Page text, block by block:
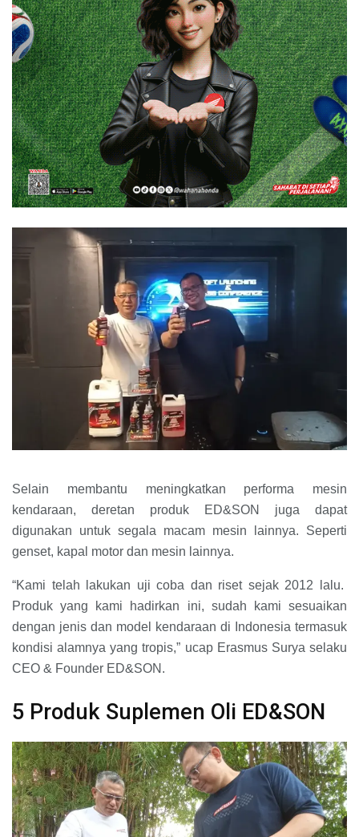
Selain membantu meningkatkan performa mesin
kendaraan, deretan produk ED&SON juga dapat
digunakan untuk segala macam mesin lainnya. Seperti
genset, kapal motor dan mesin lainnya.
“Kami telah lakukan uji coba dan riset sejak 2012 lalu.
Produk yang kami hadirkan ini, sudah kami sesuaikan
dengan jenis dan model kendaraan di Indonesia termasuk
kondisi alamnya yang tropis,” ucap Erasmus Surya selaku
CEO & Founder ED&SON.
5 Produk Suplemen Oli ED&SON